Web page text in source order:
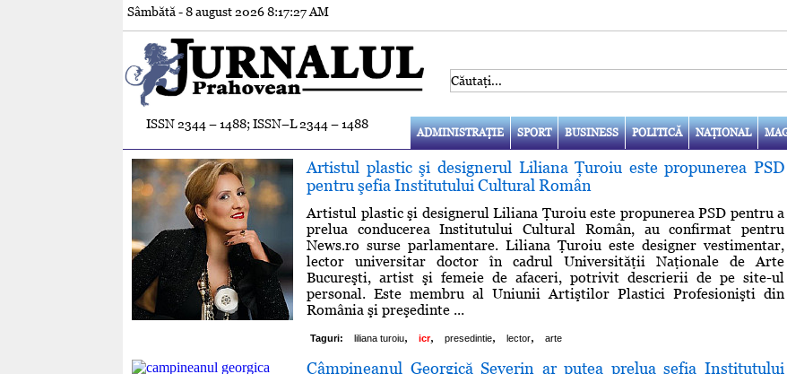
Sâmbătă - 8 august 20268:17:28 AM
ISSN 2344 – 1488; ISSN–L 2344 – 1488
ADMINISTRAŢIE SPORT BUSINESS POLITICĂ NAŢIONAL
Artistul plastic şi designerul Liliana Ţuroiu este propunerea PSD
pentru şefia Institutului Cultural Român
Artistul plastic şi designerul Liliana Ţuroiu este propunerea PSD pentru a
prelua conducerea Institutului Cultural Român, au confirmat pentru
News.ro surse parlamentare. Liliana Ţuroiu este designer vestimentar,
lector universitar doctor în cadrul Universităţii Naţionale de Arte
Bucureşti, artist şi femeie de afaceri, potrivit descrierii de pe site-ul
personal. Este membru al Uniunii Artiştilor Plastici Profesionişti din
România şi preşedinte ...
Taguri: liliana turoiu, icr, presedintie, lector, arte
Câmpineanul Georgică Severin ar putea prelua şefia Institutului